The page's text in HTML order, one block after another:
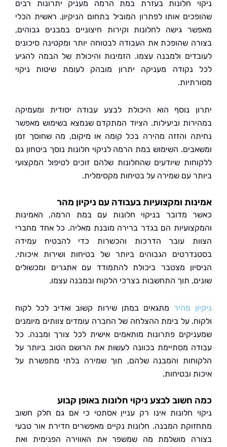
חלונות בעזרת במת הרמה מעניק יתרונות רבים
אותו לפתרון המוביל בתחום הניקיון. ראשית הכלי
גישה לחלונות וקירות חיצוניים במבנים גבוהים,
שהופכת את העבודה לבטוחה יותר ומקטינה סיכונים
ולמבנה עצמו. הזמינות והיכולת של הבמה להגיע
נקודה מעניקה יתרון מובהק לעומת שיטות ניקוי
נוסף הוא היכולת לבצע עבודה יסודית ומעמיקה
וביעילות. הציוד המתקדם שנמצא בשימוש מאפשר
והזזה מהירה בכל קומה או מיקום, מה שחוסך זמן
השימוש במת הרמה לניקוי חלונות נוסך ביטחון גם
שיודעים שהחלונות שלהם זוכים לטיפול המקצועי
עם שמירה על בטיחות מקסימלית.
ומקצועיות בעבודה עם ניקיון מהר
מדובר בניקוי חלונות עם במת הרמה, האמינות
הם בגדר ברירה מובנת מאליה. כל אחד מחברי
עובר הדרכות והכשרות כדי להבטיח עמידה
הגבוהים ביותר של בטיחות ושירות איכותי.
מצטבר ביכולת להתמודד עם אתגרים ומכשולים
תוך התחשבות בצרכי הלקוח ובמבנה עצמו.
מהירמתגאים במתן שירות קשוב ואדיב לכל לקוח
על בימת ההצלחה של החברה עומדים צוותים מיומנים
פתרונות מותאמים אישית לכל צורך ומבנה. כל
מסתיימת בכוונה לעשות את הרושם הטוב ביותר על
והמבנה שלהם, תוך שמירה בלתי מתפשרת על
ובטיחות.
לבצע ניקוי חלונות באופן קבוע
חלונות אינו רק עניין אסתטי כי אם גם חלק חשוב
המבנה. חלונות נקיים מאפשרים חדירת אור טבעי
מושלמת מה שמשפר את האווירה הפנימית ואת